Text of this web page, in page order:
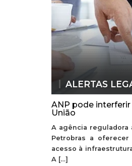
ALERTAS
ANP pode
União
A agência
Petrobras a
acesso à
A […]